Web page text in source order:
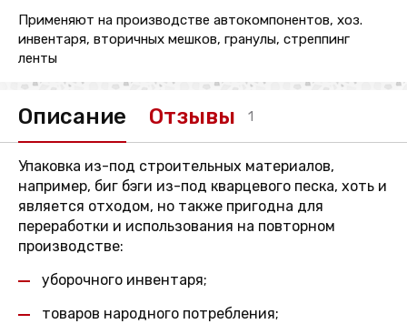
Применяют на производстве автокомпонентов, хоз.
инвентаря, вторичных мешков, гранулы, стреппинг
ленты
Описание Отзывы 1
Упаковка из-под строительных материалов,
например, биг бэги из-под кварцевого песка, хоть и
является отходом, но также пригодна для
переработки и использования на повторном
производстве:
уборочного инвентаря;
товаров народного потребления;